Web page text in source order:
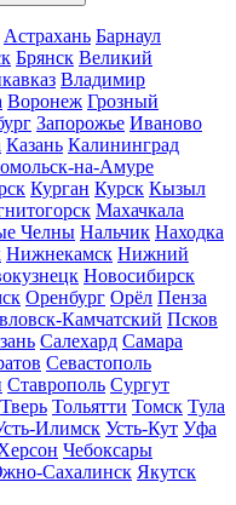
Астрахань Барнаул
Брянск Великий
Владимир
Воронеж Грозный
Запорожье Иваново
Казань Калининград
на-Амуре
Курган Курск Кызыл
Махачкала
Челны Нальчик Находка
Нижнекамск Нижний
Новосибирск
Оренбург Орёл Пенза
Камчатский Псков
Салехард Самара
Севастополь
Ставрополь Сургут
Тверь Тольятти Томск Тула
Илимск Усть-Кут Уфа
Чебоксары
Сахалинск Якутск